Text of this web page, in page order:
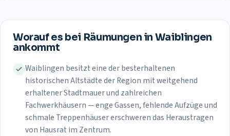
Worauf es bei Räumungen in Waiblingen
ankommt
Waiblingen besitzt eine der besterhaltenen
historischen Altstädte der Region mit weitgehend
erhaltener Stadtmauer und zahlreichen
Fachwerkhäusern — enge Gassen, fehlende Aufzüge und
schmale Treppenhäuser erschweren das Heraustragen
von Hausrat im Zentrum.